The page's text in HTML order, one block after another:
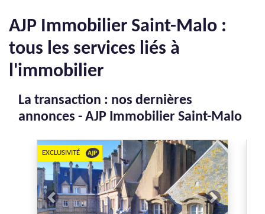
AJP Immobilier Saint-Malo :
tous les services liés à
l'immobilier
La transaction : nos dernières
annonces - AJP Immobilier Saint-Malo
Previous Next
EXCLUSIVITÉ